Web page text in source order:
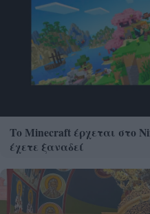
Το Minecraft έρχεται στο
έχετε ξαναδεί